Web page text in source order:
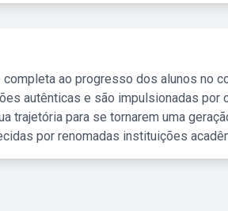
completa ao progresso dos alunos no
autênticas e são impulsionadas por
trajetória para se tornarem uma
por renomadas instituições